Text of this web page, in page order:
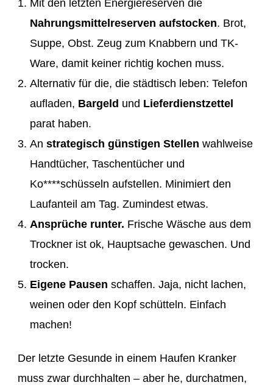
Mit den letzten Energiereserven die
Nahrungsmittelreserven aufstocken. Brot,
Suppe, Obst. Zeug zum Knabbern und TK-
Ware, damit keiner richtig kochen muss.
Alternativ für die, die städtisch leben: Telefon
aufladen, Bargeld und Lieferdienstzettel
parat haben.
An strategisch günstigen Stellen wahlweise
Handtücher, Taschentücher und
Ko****schüsseln aufstellen. Minimiert den
Laufanteil am Tag. Zumindest etwas.
Ansprüche runter. Frische Wäsche aus dem
Trockner ist ok, Hauptsache gewaschen. Und
trocken.
Eigene Pausen schaffen. Jaja, nicht lachen,
weinen oder den Kopf schütteln. Einfach
machen!
Der letzte Gesunde in einem Haufen Kranker
muss zwar durchhalten – aber he, durchatmen,